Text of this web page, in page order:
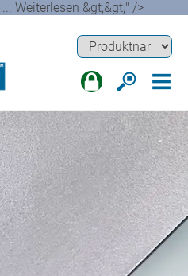
Weiterlesen &gt;&gt;" />